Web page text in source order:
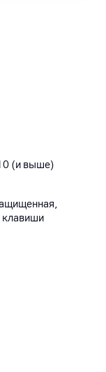
(и выше)
клавиши